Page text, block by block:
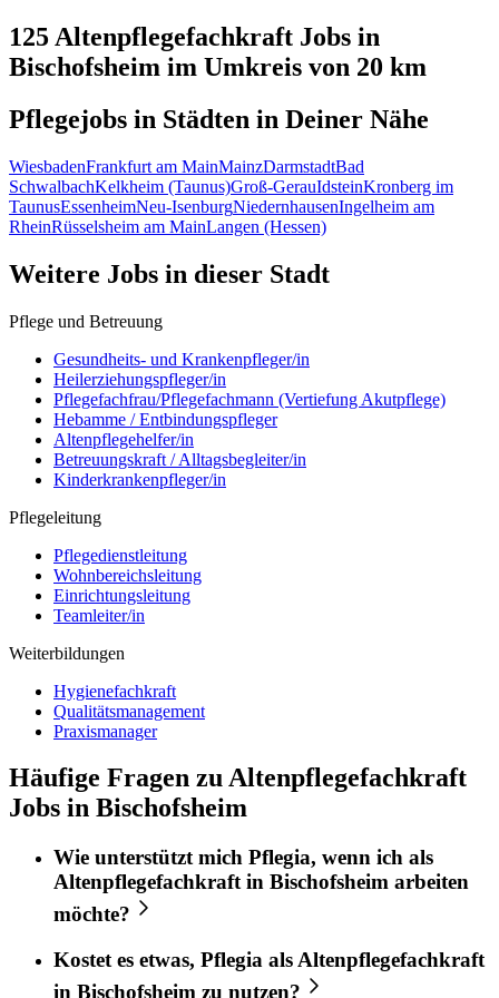
125 Altenpflegefachkraft Jobs in
Bischofsheim im Umkreis von 20 km
Pflegejobs in Städten in Deiner Nähe
WiesbadenFrankfurt am MainMainzDarmstadtBad
SchwalbachKelkheim (Taunus)Groß-GerauIdsteinKronberg im
TaunusEssenheimNeu-IsenburgNiedernhausenIngelheim am
RheinRüsselsheim am MainLangen (Hessen)
Weitere Jobs in dieser Stadt
Pflege und Betreuung
Gesundheits- und Krankenpfleger/in
Heilerziehungspfleger/in
Pflegefachfrau/Pflegefachmann (Vertiefung Akutpflege)
Hebamme / Entbindungspfleger
Altenpflegehelfer/in
Betreuungskraft / Alltagsbegleiter/in
Kinderkrankenpfleger/in
Pflegeleitung
Pflegedienstleitung
Wohnbereichsleitung
Einrichtungsleitung
Teamleiter/in
Weiterbildungen
Hygienefachkraft
Qualitätsmanagement
Praxismanager
Häufige Fragen zu Altenpflegefachkraft
Jobs in Bischofsheim
Wie unterstützt mich Pflegia, wenn ich als
Altenpflegefachkraftin Bischofsheim arbeiten
möchte?
Kostet es etwas, Pflegia als Altenpflegefachkraft
in Bischofsheim zu nutzen?